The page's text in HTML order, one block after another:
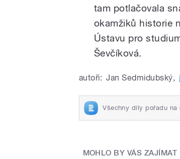
tam potlačovala
okamžiků historie
Ústavu pro
Ševčíková.
autoři: Jan Sedmidubský,
Všechny díly pořadu na
MOHLO BY VÁS ZAJÍMAT